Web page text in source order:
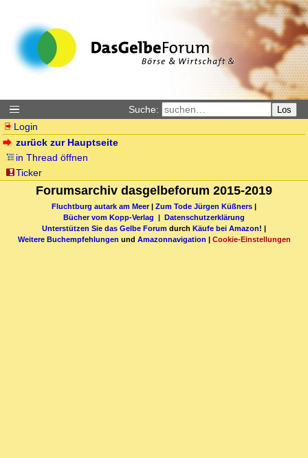
Suche: Los
Login
zurück zur Hauptseite
in Thread öffnen
Ticker
Forumsarchiv dasgelbeforum 2015-2019
Fluchtburg autark am Meer| Zum Tode Jürgen Küßners
Bücher vom Kopp-Verlag |
Datenschutzerklärung
Unterstützen Sie das Gelbe Forum durch Käufe bei Amazon! |
Weitere Buchempfehlungen und Amazonnavigation Cookie-Einstellungen